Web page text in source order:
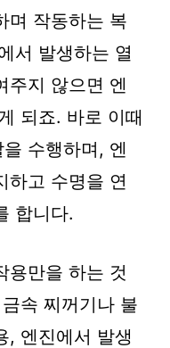
며 작동하는 복
서 발생하는 열
주지 않으면 엔
되죠. 바로 이때
수행하며, 엔
하고 수명을 연
합니다.
용만을 하는 것
속 찌꺼기나 불
, 엔진에서 발생